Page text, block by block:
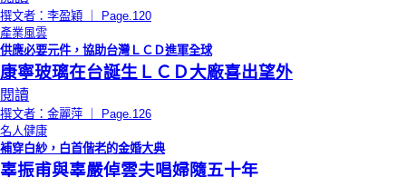
撰文者：李盈穎 ｜ Page.120
產業風雲
供應必要元件，協助台灣ＬＣＤ進軍全球
康寧玻璃在台誕生ＬＣＤ大廠喜出望外
閱讀
撰文者：金麗萍 ｜ Page.126
名人健康
補穿白紗，白首偕老的金婚大典
辜振甫與辜嚴倬雲夫唱婦隨五十年